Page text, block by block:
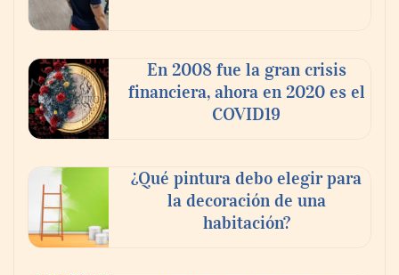
‘El ransomware se puede vencer. No
Ricardo Palacio EscobarEn 2008 fue la gran crisis
financiera, ahora en 2020 es el
COVID19
¿Qué pintura debo elegir para
la decoración de una
habitación?